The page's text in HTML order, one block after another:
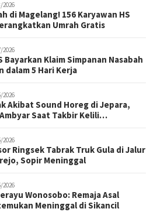
2026
di Magelang! 156 Karyawan HS
Umrah Gratis
2026
Bayarkan Klaim Simpanan Nasabah
dalam 5 Hari Kerja
2026
Akibat Sound Horeg di Jepara,
Saat Takbir Kelili…
2026
Ringsek Tabrak Truk Gula di Jalur
Sopir Meninggal
2026
Wonosobo: Remaja Asal
Meninggal di Sikancil